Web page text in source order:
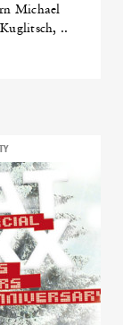
Michael
..